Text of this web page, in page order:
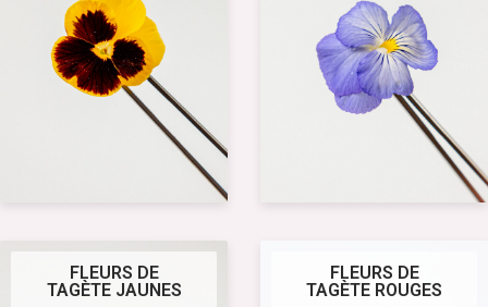
FLEURS DE
TAGÈTE JAUNES
FLEURS DE
TAGÈTE ROUGES